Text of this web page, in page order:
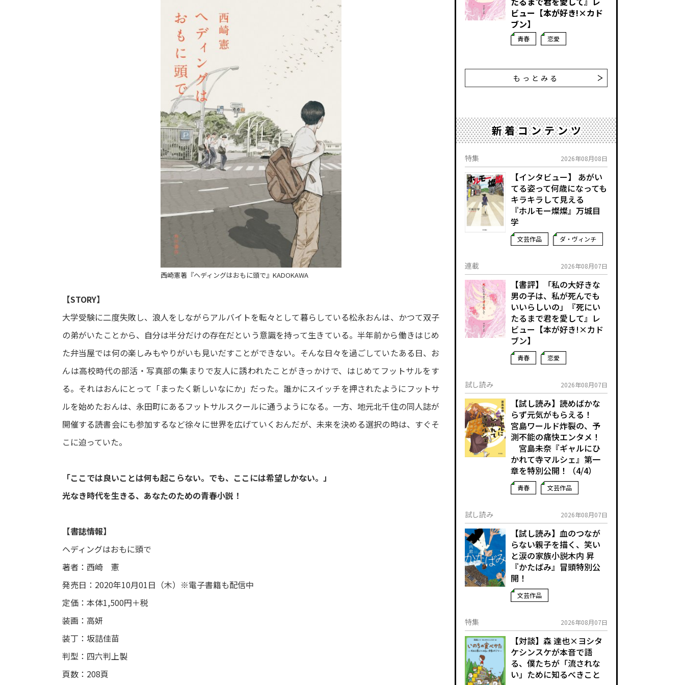
西崎憲著『ヘディングはおもに頭で』KADOKAWA
【STORY】
大学受験に二度失敗し、浪人をしながらアルバイトを転々として暮らしている松永おんは、かつて双子
の弟がいたことから、自分は半分だけの存在だという意識を持って生きている。半年前から働きはじめ
た弁当屋では何の楽しみもやりがいも見いだすことができない。そんな日々を過ごしていたある日、お
んは高校時代の部活・写真部の集まりで友人に誘われたことがきっかけで、はじめてフットサルをす
る。それはおんにとって「まったく新しいなにか」だった。誰かにスイッチを押されたようにフットサ
ルを始めたおんは、永田町にあるフットサルスクールに通うようになる。一方、地元北千住の同人誌が
開催する読書会にも参加するなど徐々に世界を広げていくおんだが、未来を決める選択の時は、すぐそ
こに迫っていた。
「ここでは良いことは何も起こらない。でも、ここには希望しかない。」
光なき時代を生きる、あなたのための青春小説！
【書誌情報】
ヘディングはおもに頭で
著者：西崎 憲
発売日：2020年10月01日（木）※電子書籍も配信中
定価：本体1,500円＋税
装画：高妍
装丁：坂詰佳苗
判型：四六判上製
頁数：208頁
ビュー【本が好き!×カド
ブン】
青春 恋愛
もっとみる
新着コンテンツ
特集 2026年08月08日
【インタビュー】 あがい
てる姿って何歳になっても
キラキラして見える
『ホルモー燦燦』万城目
学
文芸作品 ダ・ヴィンチ
連載 2026年08月07日
【書評】「私の大好きな
男の子は、私が死んでも
いいらしいの」――『死にい
たるまで君を愛して』レ
ビュー【本が好き!×カド
ブン】
青春 恋愛
試し読み 2026年08月07日
【試し読み】読めばかな
らず元気がもらえる！
宮島ワールド炸裂の、予
測不能の痛快エンタメ！
宮島未奈『ギャルにひ
かれて寺マルシェ』第一
章を特別公開！（4/4）
青春 文芸作品
試し読み 2026年08月07日
【試し読み】血のつなが
らない親子を描く、笑い
と涙の家族小説――木内 昇
『かたばみ』冒頭特別公
開！
文芸作品
特集 2026年08月07日
【対談】森 達也×ヨシタ
ケシンスケが本音で語
る、僕たちが「流されな
い」ために知るべきこと